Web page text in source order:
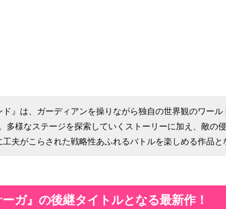
ド』は、ガーディアンを操りながら独自の世界観のワール
多様なステージを探索していくストーリーに加え、敵の
夫がこらされた戦略性あふれるバトルを楽しめる作品と
ーガ』の後継タイトルとなる最新作！